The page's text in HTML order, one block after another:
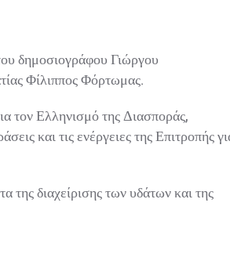
δημοσιογράφου Γιώργου
Φίλιππος Φόρτωμας.
τον Ελληνισμό της Διασποράς,
και τις ενέργειες της Επιτροπής για
διαχείρισης των υδάτων και της